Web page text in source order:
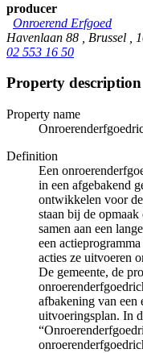
producer
Onroerend Erfgoed
Havenlaan 88 , Brussel ,
02 553 16 50
Property description
Property name
Definition
Een
in een afgebakend
ontwikkelen voor
staan bij de
samen aan een
een
acties ze uitvoeren
De gemeente, de
afbakening van een
uitvoeringsplan. In